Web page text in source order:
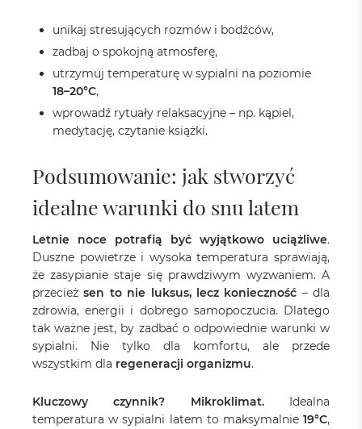
unikaj stresujących rozmów i bodźców,
zadbaj o spokojną atmosferę,
utrzymuj temperaturę w sypialni na poziomie
18–20°C,
wprowadź rytuały relaksacyjne – np. kąpiel,
medytację, czytanie książki.
Podsumowanie: jak stworzyć
idealne warunki do snu latem
Letnie noce potrafią być wyjątkowo uciążliwe.
Duszne powietrze i wysoka temperatura sprawiają,
że zasypianie staje się prawdziwym wyzwaniem. A
przecieżsen to nie luksus, lecz konieczność – dla
zdrowia, energii i dobrego samopoczucia. Dlatego
tak ważne jest, by zadbać o odpowiednie warunki w
sypialni. Nie tylko dla komfortu, ale przede
wszystkim dla regeneracji organizmu.
Kluczowy czynnik? Mikroklimat.Idealna
temperatura w sypialni latem to maksymalnie 19°C,